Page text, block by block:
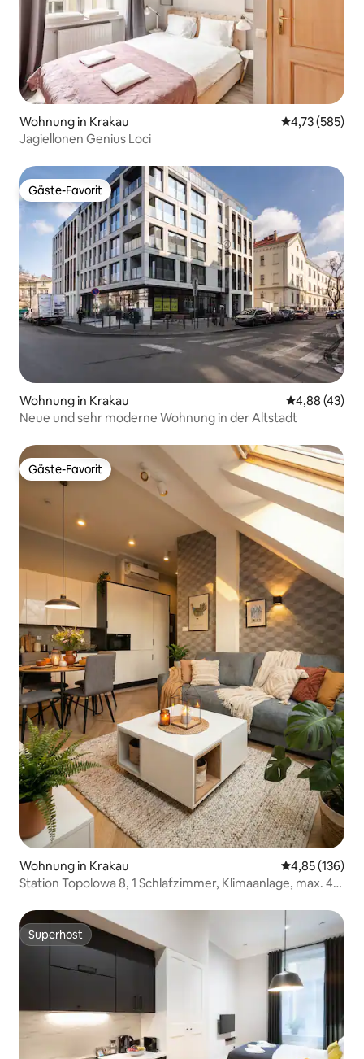
Wohnung in Krakau
4,73 (585)
Jagiellonen Genius Loci
Gäste-Favorit
Gäste-Favorit
Wohnung in Krakau
4,88 (43)
Neue und sehr moderne Wohnung in der Altstadt
Gäste-Favorit
Gäste-Favorit
Wohnung in Krakau
4,85 (136)
Station Topolowa 8, 1 Schlafzimmer, Klimaanlage, max. 4
Superhost
Superhost